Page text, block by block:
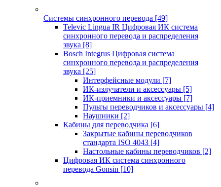
Системы синхронного перевода [49]
Televic Lingua IR Цифровая ИК система
синхронного перевода и распределения
звука [8]
Bosch Integrus Цифровая система
синхронного перевода и распределения
звука [25]
Интерфейсные модули [7]
ИК-излучатели и аксессуары [5]
ИК-приемники и аксессуары [7]
Пульты переводчиков и аксессуары [4]
Наушники [2]
Кабины для переводчика [6]
Закрытые кабины переводчиков
стандарта ISO 4043 [4]
Настольные кабины переводчиков [2]
Цифровая ИК система синхронного
перевода Gonsin [10]